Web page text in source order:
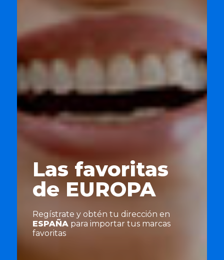
Las favoritas
de EUROPA
Regístrate y obtén tu dirección en
ESPAÑA para importar tus marcas
favoritas